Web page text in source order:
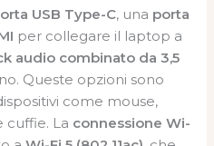
USB Type-C, una porta
per collegare il laptop a
audio combinato da 3,5
Queste opzioni sono
come mouse,
cuffie. La connessione Wi-